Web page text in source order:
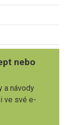
nebo
a návody
ve své e-